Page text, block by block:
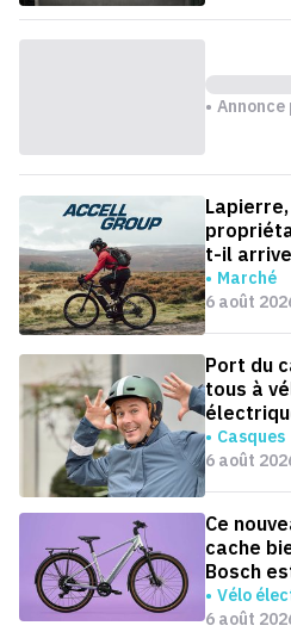
t-il
Marché
6 août
Port du
tous à
Casques
6 août
Ce
cache
Bosch
Vélo
6 août